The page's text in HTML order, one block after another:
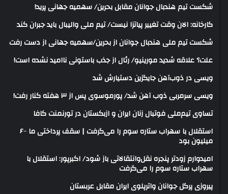
شکست تیم هندبال جوانان مقابل بحرین/ سهمیه جهانی پرید!
کارخانه: الان وقت تغییر پیاتزا نیست/ تیم ملی والیبال باید جبران کند
شکست تیم ملی هندبال جوانان از بحرین/سهمیه جهانی از دست رفت
علت؟ علاقه شدید مورینیو/ رئال از جذب باستونی ناامید نشده است!
ویسی در ذوب‌آهن جایگزین دستیارش شد
ویسی سرمربی ذوب آهن شد/ پورموسوی پس از ۳ هفته کنار رفت!
تساوی تیم‌ملی فوتبال زنان ایران و ازبکستان در تورنمنت کافا
استقلال با سهراب ستاره سوم را می‌گرفت | سقف پرداختی ما ۶۰۰
میلیون بود
امیدوارم زودتر پنجره نقل‌وانتقالاتی باز شود/ اکبرپور: استقلال با
سهراب ستاره سوم را می‌گرفت
پیروزی پرگل جوانان واترپلوی ایران مقابل عربستان